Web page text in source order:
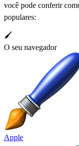
você pode conferir
populares:
🖌️
O seu navegador
Apple